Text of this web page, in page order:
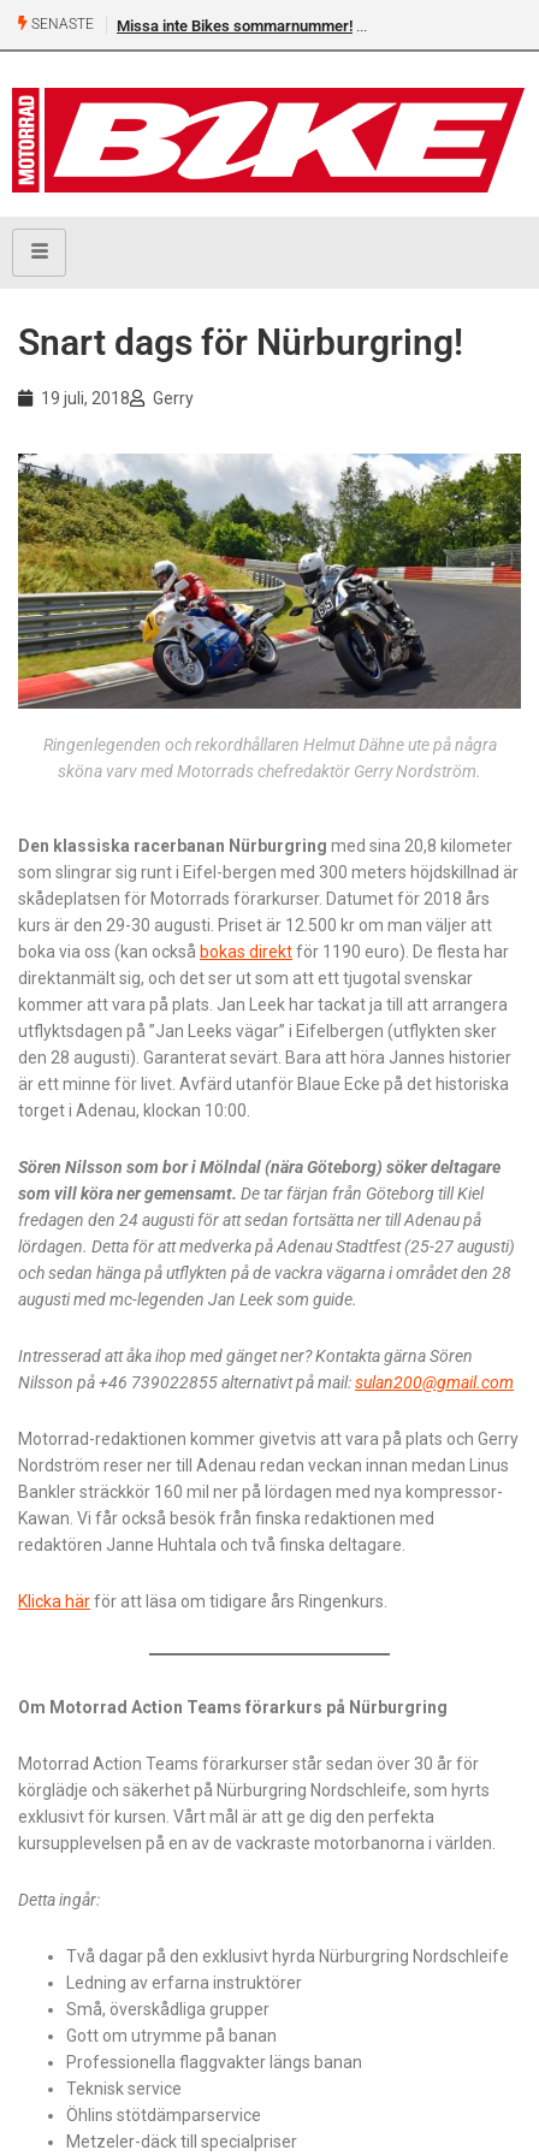
SENASTE Missa inte Bikes sommarnummer!
Snart dags för Nürburgring!
19 juli, 2018 Gerry
Ringenlegenden och rekordhållaren Helmut Dähne ute på några
sköna varv med Motorrads chefredaktör Gerry Nordström.
Den klassiska racerbanan Nürburgring med sina 20,8 kilometer
som slingrar sig runt i Eifel-bergen med 300 meters höjdskillnad är
skådeplatsen för Motorrads förarkurser. Datumet för 2018 års
kurs är den 29-30 augusti. Priset är 12.500 kr om man väljer att
boka via oss (kan också bokas direktför 1190 euro). De flesta har
direktanmält sig, och det ser ut som att ett tjugotal svenskar
kommer att vara på plats. Jan Leek har tackat ja till att arrangera
utflyktsdagen på ”Jan Leeks vägar” i Eifelbergen (utflykten sker
den 28 augusti). Garanterat sevärt. Bara att höra Jannes historier
är ett minne för livet. Avfärd utanför Blaue Ecke på det historiska
torget i Adenau, klockan 10:00.
Sören Nilsson som bor i Mölndal (nära Göteborg) söker deltagare
som vill köra ner gemensamt. De tar färjan från Göteborg till Kiel
fredagen den 24 augusti för att sedan fortsätta ner till Adenau på
lördagen. Detta för att medverka på Adenau Stadtfest (25-27 augusti)
och sedan hänga på utflykten på de vackra vägarna i området den 28
augusti med mc-legenden Jan Leek som guide.
Intresserad att åka ihop med gänget ner? Kontakta gärna Sören
Nilsson på +46 739022855 alternativt på mail:sulan200@gmail.com
Motorrad-redaktionen kommer givetvis att vara på plats och Gerry
Nordström reser ner till Adenau redan veckan innan medan Linus
Bankler sträckkör 160 mil ner på lördagen med nya kompressor-
Kawan. Vi får också besök från finska redaktionen med
redaktören Janne Huhtala och två finska deltagare.
Klicka härför att läsa om tidigare års Ringenkurs.
Om Motorrad Action Teams förarkurs på Nürburgring
Motorrad Action Teams förarkurser står sedan över 30 år för
körglädje och säkerhet på Nürburgring Nordschleife, som hyrts
exklusivt för kursen. Vårt mål är att ge dig den perfekta
kursupplevelsen på en av de vackraste motorbanorna i världen.
Detta ingår:
Två dagar på den exklusivt hyrda Nürburgring Nordschleife
Ledning av erfarna instruktörer
Små, överskådliga grupper
Gott om utrymme på banan
Professionella flaggvakter längs banan
Teknisk service
Öhlins stötdämparservice
Metzeler-däck till specialpriser